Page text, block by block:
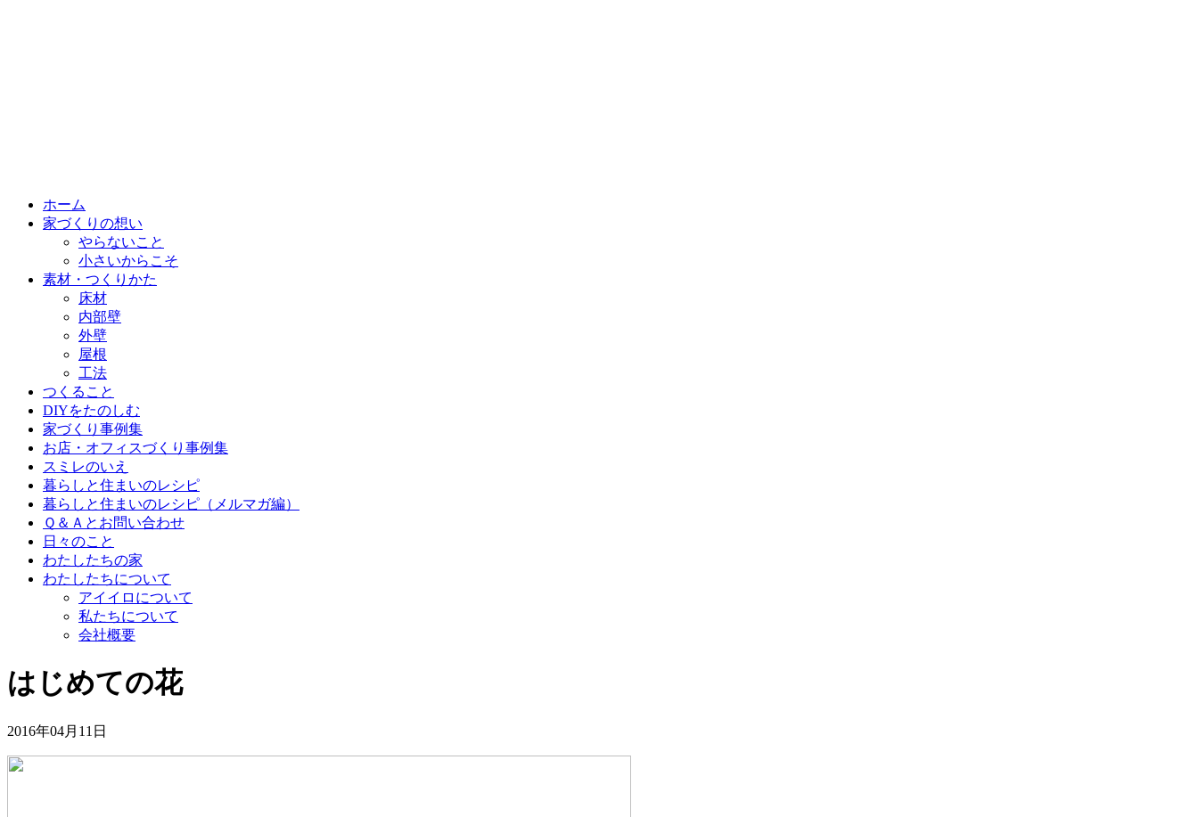
ホーム
家づくりの想い
やらないこと
小さいからこそ
素材・つくりかた
床材
内部壁
外壁
屋根
工法
つくること
DIYをたのしむ
家づくり事例集
お店・オフィスづくり事例集
スミレのいえ
暮らしと住まいのレシピ
暮らしと住まいのレシピ（メルマガ編）
Ｑ＆Ａとお問い合わせ
日々のこと
わたしたちの家
わたしたちについて
アイイロについて
私たちについて
会社概要
はじめての花
2016年04月11日